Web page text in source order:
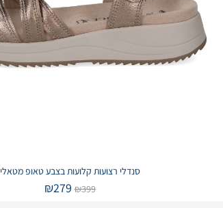
סנדלי רצועות קלועות בצבע טאופ מטאלי
₪399
₪279